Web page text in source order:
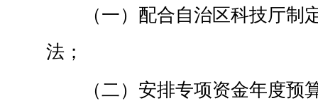
（一）配合自治区科技厅制
法；
（二）安排专项资金年度预